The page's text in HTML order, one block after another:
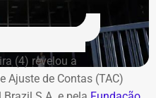
o TCU concluiu que parte
federais não foi
contas foram julgadas
(4) revelou a
Ajuste de Contas (TAC)